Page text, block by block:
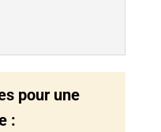
pour une
: